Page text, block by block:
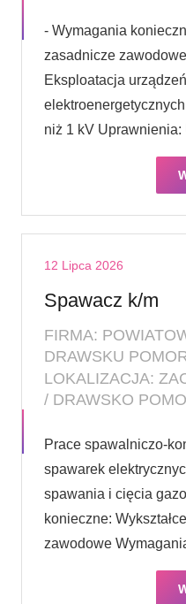
- Wymagania
zasadnicze
Eksploatacja
niż 1 kV Uprawnienia:
12 Lipca 2026
Spawacz k/m
FIRMA:
DRAWSKU
LOKALIZACJA:
/ DRAWSKO
Prace spawalniczo-
spawarek
spawania i cięcia
konieczne:
zawodowe